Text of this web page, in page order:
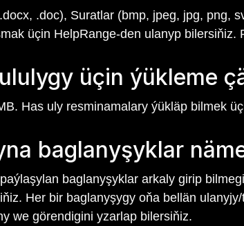
.doc), Suratlar (bmp, jpeg, jpg, png,
üçin HelpRange-den ulanyp bilersiňiz.
üçin ýükleme
Has uly resminamalary ýükläp bilmek
baglanyşyklar
baglanyşyklar arkaly girip
Her bir baglanyşygy oňa bellän
we görendigini yzarlap bilersiňiz.